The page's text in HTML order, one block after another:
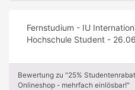
Fernstudium - IU
Hochschule Student -
Bewertung zu "25%
Onlineshop - mehrfach einlösbar!"